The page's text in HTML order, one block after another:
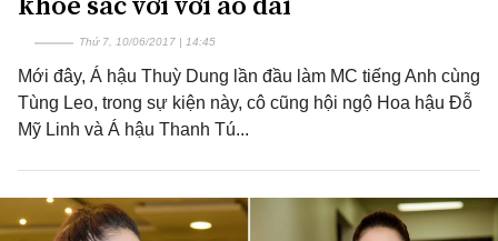
Thứ 7, 10/06/2017 | 14:45
Mới đây, Á hậu Thuỳ Dung lần đầu làm MC tiếng Anh cùng
Tùng Leo, trong sự kiện này, cô cũng hội ngộ Hoa hậu Đỗ
Mỹ Linh và Á hậu Thanh Tú...